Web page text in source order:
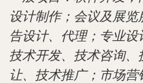
设计制作；会议及展
告设计、代理；专业设
技术开发、技术咨询
让、技术推广；市场